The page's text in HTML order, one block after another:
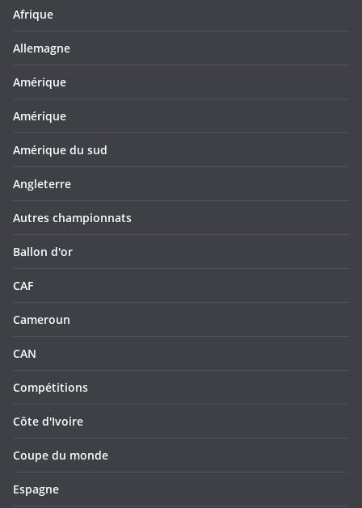
Afrique
Allemagne
Amérique
Amérique
Amérique du sud
Angleterre
Autres championnats
Ballon d'or
CAF
Cameroun
CAN
Compétitions
Côte d'Ivoire
Coupe du monde
Espagne